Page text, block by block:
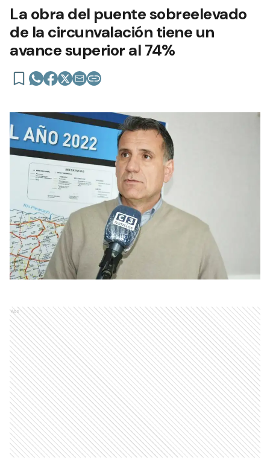
La obra del puente sobreelevado
de la circunvalación tiene un
avance superior al 74%
Ads